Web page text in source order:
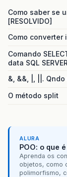
Como saber se
[RESOLVIDO]
Como converter
Comando
data SQL SERVER
&, &&, |, ||. Qndo
O método split
ALURA
POO: o que
Aprenda os
objetos, como
polimorfismo,